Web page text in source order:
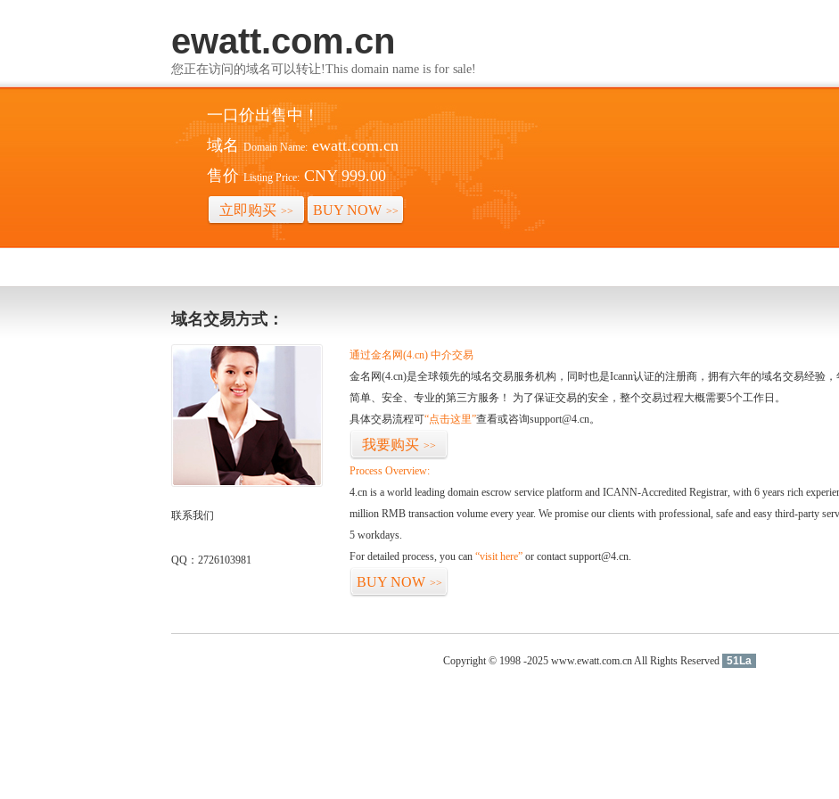
ewatt.com.cn
您正在访问的域名可以转让!This domain name is for sale!
一口价出售中！
域名 Domain Name: ewatt.com.cn
售价 Listing Price: CNY 999.00
立即购买 >> BUY NOW >>
域名交易方式：
联系我们
QQ：2726103981
通过金名网(4.cn) 中介交易
金名网(4.cn)是全球领先的域名交易服务机构，同时也是Icann认证的注册商，拥有六年的域名交易经验
简单、安全、专业的第三方服务！ 为了保证交易的安全，整个交易过程大概需要5个工作日。
具体交易流程可“点击这里”查看或咨询support@4.cn。
我要购买 >>
Process Overview:
4.cn is a world leading domain escrow service platform and ICANN-Accredited Registrar, with 6 years rich
million RMB transaction volume every year. We promise our clients with professional, safe and easy third-party
5 workdays.
For detailed process, you can “visit here” or contact support@4.cn.
BUY NOW >>
Copyright © 1998 -2025 www.ewatt.com.cn All Rights Reserved 51La